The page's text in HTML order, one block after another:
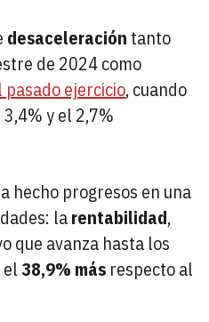
desaceleración tanto
de 2024 como
ejercicio, cuando
y el 2,7%
hecho progresos en una
larentabilidad,
que avanza hasta los
el38,9% más respecto al